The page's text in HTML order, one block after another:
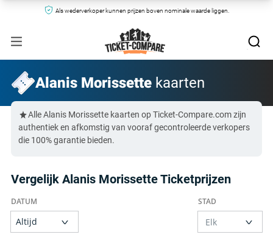
Als wederverkoper kunnen prijzen boven nominale waarde liggen.
Alanis Morissette kaarten
Alle Alanis Morissette kaarten op Ticket-Compare.com zijn
authentiek en afkomstig van vooraf gecontroleerde verkopers
die 100% garantie bieden.
Vergelijk Alanis Morissette Ticketprijzen